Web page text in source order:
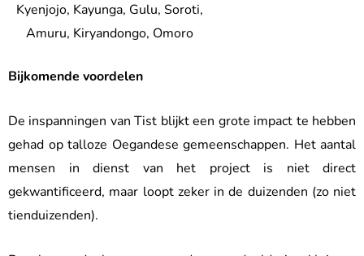
Kyenjojo, Kayunga, Gulu, Soroti,
Amuru, Kiryandongo, Omoro
Bijkomende voordelen
De inspanningen van Tist blijkt een grote impact te hebben
gehad op talloze Oegandese gemeenschappen. Het aantal
mensen in dienst van het project is niet direct
gekwantificeerd, maar loopt zeker in de duizenden (zo niet
tienduizenden).